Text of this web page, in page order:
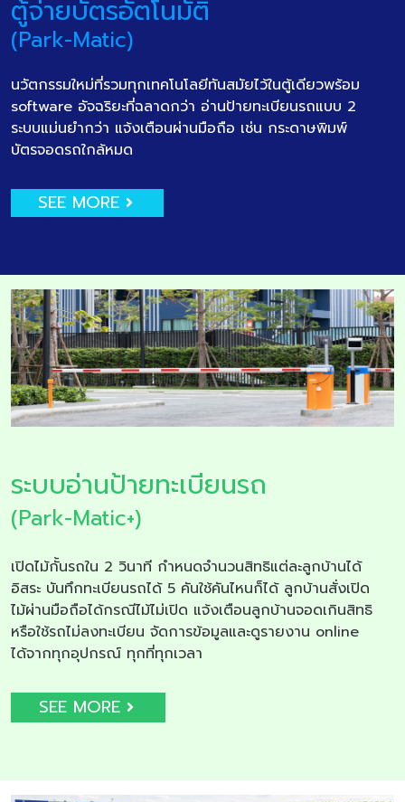
ตู้จ่ายบัตรอัตโนมัติ
(Park-Matic)
นวัตกรรมใหม่ที่รวมทุกเทคโนโลยีทันสมัยไว้ในตู้เดียวพร้อม
software อัจฉริยะที่ฉลาดกว่า อ่านป้ายทะเบียนรถแบบ 2
ระบบแม่นยำกว่า แจ้งเตือนผ่านมือถือ เช่น กระดาษพิมพ์
บัตรจอดรถใกล้หมด
SEE MORE
ระบบอ่านป้ายทะเบียนรถ
(Park-Matic+)
เปิดไม้กั้นรถใน 2 วินาที กำหนดจำนวนสิทธิแต่ละลูกบ้านได้
อิสระ บันทึกทะเบียนรถได้ 5 คันใช้คันไหนก็ได้ ลูกบ้านสั่งเปิด
ไม้ผ่านมือถือได้กรณีไม้ไม่เปิด แจ้งเตือนลูกบ้านจอดเกินสิทธิ
หรือใช้รถไม่ลงทะเบียน จัดการข้อมูลและดูรายงาน online
ได้จากทุกอุปกรณ์ ทุกที่ทุกเวลา
SEE MORE